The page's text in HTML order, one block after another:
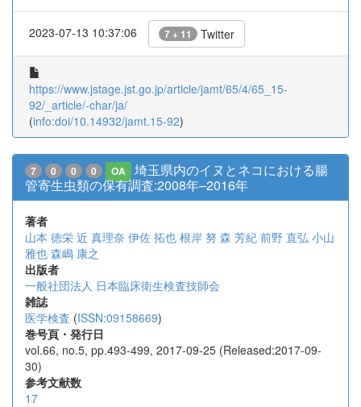
2023-07-13 10:37:06 7 + 11 Twitter
https://www.jstage.jst.go.jp/article/jamt/65/4/65_15-
92/_article/-char/ja/
(info:doi/10.14932/jamt.15-92)
7 0 0 0 OA
埼玉県内のイヌとネコにおける腸
管寄生虫類の保有調査:2008年–2016年
著者
山本 徳栄 近 真理奈 伊佐 拓也 根岸 努 森 芳紀 前野 直弘 小山
雅也 森嶋 康之
出版者
一般社団法人 日本臨床衛生検査技師会
雑誌
医学検査 (ISSN:09158669)
巻号頁・発行日
vol.66, no.5, pp.493-499, 2017-09-25 (Released:2017-09-
30)
参考文献数
17